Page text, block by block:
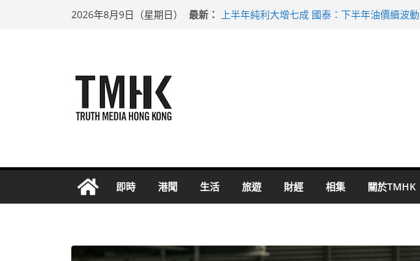
2026年8月9日（星期日） 最新：
上半年純利大增七成 國泰：下半年油價續波動
即時 港聞 生活 旅遊 財經 相集 關於TMHK